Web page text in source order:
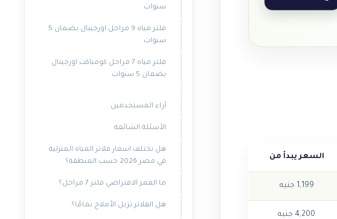
السعر يبدأ من
1,199 جنيه
4,200 جنيه
سنوات
فلتر مياه 9 مراحل اورجينال بضمان 5
سنوات
فلتر مياه 7 مراحل كومباكت اورجينال
بضمان 5 سنوات
آراء المستخدمين
الأسئلة الشائعة
هل تختلف اسعار فلاتر المياه المنزلية
في مصر 2026 حسب المنطقة؟
ما العمر الافتراضي فلتر 7 مراحل؟
هل الفلاتر تزيل الأملاح تمامًا؟